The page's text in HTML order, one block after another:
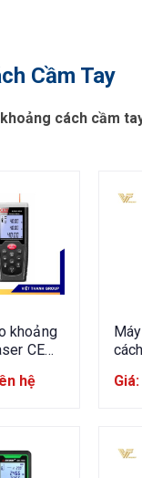
Cầm Tay
cách cầm
khoảng
CEM
hệ